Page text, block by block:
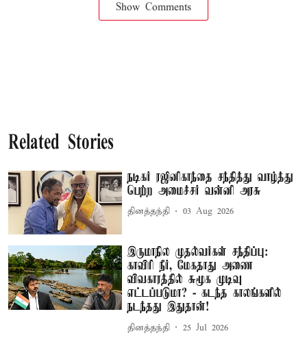
Show Comments
Related Stories
நடிகர் ரஜினிகாந்தை சந்தித்து வாழ்த்து
பெற்ற அமைச்சர் வன்னி அரசு
தினத்தந்தி 03 Aug 2026
இருமாநில முதல்வர்கள் சந்திப்பு:
காவிரி நீர், மேகதாது அணை
விவகாரத்தில் சுமூக முடிவு
எட்டப்படுமா? - கடந்த காலங்களில்
நடந்தது இதுதான்!
தினத்தந்தி 25 Jul 2026